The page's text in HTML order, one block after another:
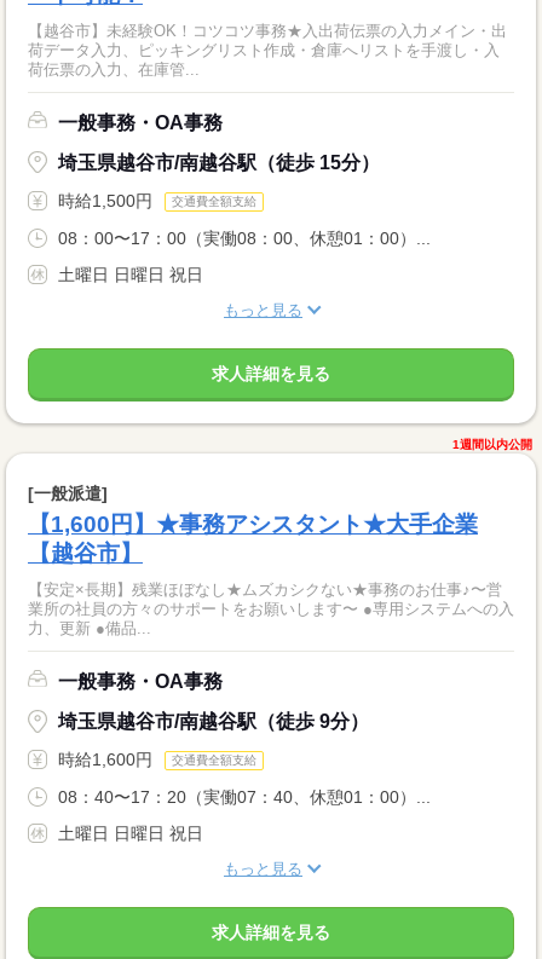
【越谷市】未経験OK！コツコツ事務★入出荷伝票の入力メイン・出
荷データ入力、ピッキングリスト作成・倉庫へリストを手渡し・入
荷伝票の入力、在庫管...
一般事務・OA事務
埼玉県越谷市/南越谷駅（徒歩 15分）
時給1,500円 交通費全額支給
08：00〜17：00（実働08：00、休憩01：00）...
土曜日 日曜日 祝日
もっと見る
求人詳細を見る
1週間以内公開
[一般派遣]
【1,600円】★事務アシスタント★大手企業
【越谷市】
【安定×長期】残業ほぼなし★ムズカシクない★事務のお仕事♪〜営
業所の社員の方々のサポートをお願いします〜 ●専用システムへの入
力、更新 ●備品...
一般事務・OA事務
埼玉県越谷市/南越谷駅（徒歩 9分）
時給1,600円 交通費全額支給
08：40〜17：20（実働07：40、休憩01：00）...
土曜日 日曜日 祝日
もっと見る
求人詳細を見る